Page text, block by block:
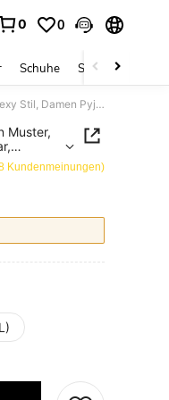
0 0
Schuhe Schmuck &
2026 Neues Damen Grafik T-Shirt, süßer Bären Muster, slim fit sexy Stil, Damen Pyjamas & Loungewear, geeignet für Sommer & Frühling, Y2K
Muster,
Kundenmeinungen)